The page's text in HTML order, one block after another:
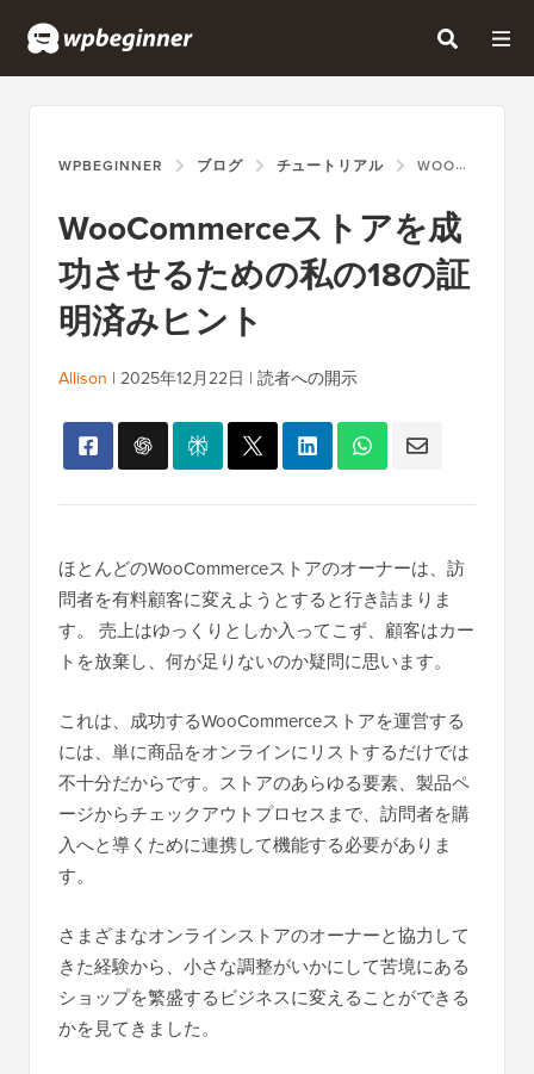
WPBEGINNER ブログ チュートリアル WOOCOMMERCEストアを成功させるための私の18の証明済みヒント
WooCommerceストアを成
功させるための私の18の証
明済みヒント
Allison | 2025年12月22日 | 読者への開示
ほとんどのWooCommerceストアのオーナーは、訪
問者を有料顧客に変えようとすると行き詰まりま
す。 売上はゆっくりとしか入ってこず、顧客はカー
トを放棄し、何が足りないのか疑問に思います。
これは、成功するWooCommerceストアを運営する
には、単に商品をオンラインにリストするだけでは
不十分だからです。ストアのあらゆる要素、製品ペ
ージからチェックアウトプロセスまで、訪問者を購
入へと導くために連携して機能する必要がありま
す。
さまざまなオンラインストアのオーナーと協力して
きた経験から、小さな調整がいかにして苦境にある
ショップを繁盛するビジネスに変えることができる
かを見てきました。